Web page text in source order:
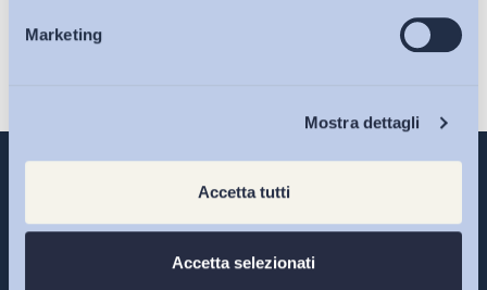
Marketing
Mostra dettagli
Accetta tutti
Accetta selezionati
Eventi